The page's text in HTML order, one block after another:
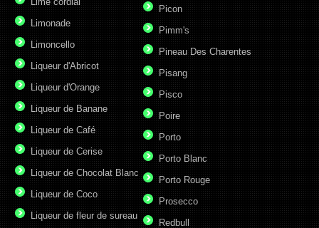
Limonade
Limoncello
Liqueur d'Abricot
Liqueur d'Orange
Liqueur de Banane
Liqueur de Café
Liqueur de Cerise
Liqueur de Chocolat Blanc
Liqueur de Coco
Liqueur de fleur de sureau
Picon
Pimm's
Pineau Des Charentes
Pisang
Pisco
Poire
Porto
Porto Blanc
Porto Rouge
Prosecco
Redbull